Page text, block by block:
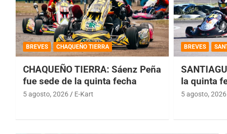
BREVES CHAQUEÑO TIERRA
CHAQUEÑO TIERRA: Sáenz Peña
fue sede de la quinta fecha
5 agosto, 2026 E-Kart
BREVES
la quinta
5 agosto, 2026